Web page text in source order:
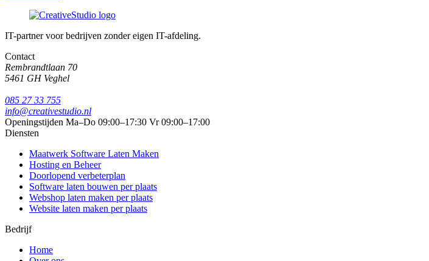
IT-partner voor bedrijven zonder eigen IT-afdeling.
Contact
Rembrandtlaan 70
5461 GH Veghel
085 27 33 755
info@creativestudio.nl
Openingstijden Ma–Do 09:00–17:30 Vr 09:00–17:00
Diensten
Maatwerk Software Laten Maken
Hosting en Beheer
Doorlopend verbeterplan
Software laten bouwen per plaats
Webshop laten maken per plaats
Website laten maken per plaats
Bedrijf
Home